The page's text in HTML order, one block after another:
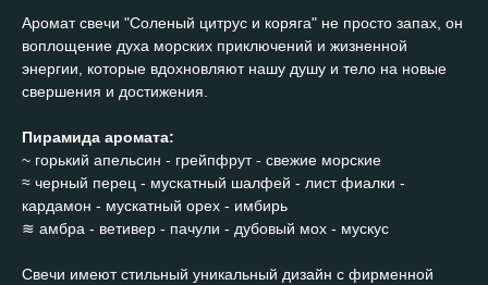
Аромат свечи "Соленый цитрус и коряга" не просто запах, он
воплощение духа морских приключений и жизненной
энергии, которые вдохновляют нашу душу и тело на новые
свершения и достижения.
Пирамида аромата:
~ горький апельсин - грейпфрут - свежие морские
≈ черный перец - мускатный шалфей - лист фиалки -
кардамон - мускатный орех - имбирь
≋ амбра - ветивер - пачули - дубовый мох - мускус
Свечи имеют стильный уникальный дизайн с фирменной